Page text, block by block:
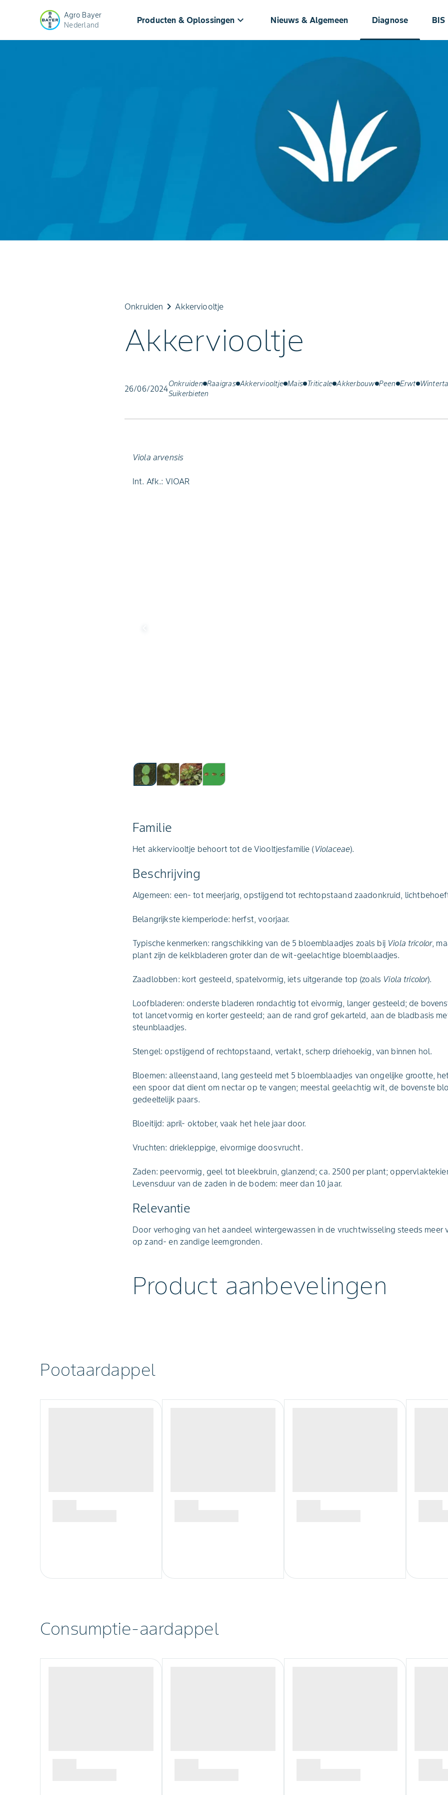
Agro Bayer
Nederland
Producten & Oplossingen keyboard_arrow_down Nieuws & Algemeen Diagnose BIS
Onkruiden keyboard_arrow_rightAkkerviooltje
Akkerviooltje
26/06/2024Onkruiden Raaigras Akkerviooltje Maïs Triticale Akkerbouw Peen Erwt
Suikerbieten
Viola arvensis
Int. Afk.: VIOAR
Familie
Het akkerviooltje behoort tot de Viooltjesfamilie (Violaceae).
Beschrijving
Algemeen: een- tot meerjarig, opstijgend tot rechtopstaand zaadonkruid,
Belangrijkste kiemperiode: herfst, voorjaar.
Typische kenmerken: rangschikking van de 5 bloemblaadjes zoals bij Viola tricolor,
plant zijn de kelkbladeren groter dan de wit-geelachtige bloemblaadjes.
Zaadlobben: kort gesteeld, spatelvormig, iets uitgerande top (zoals Viola tricolor).
Loofbladeren: onderste bladeren rondachtig tot eivormig, langer gesteeld; de
tot lancetvormig en korter gesteeld; aan de rand grof gekarteld, aan de bladbasis
steunblaadjes.
Stengel: opstijgend of rechtopstaand, vertakt, scherp driehoekig, van binnen hol.
Bloemen: alleenstaand, lang gesteeld met 5 bloemblaadjes van ongelijke grootte,
een spoor dat dient om nectar op te vangen; meestal geelachtig wit, de bovenste
gedeeltelijk paars.
Bloeitijd: april- oktober, vaak het hele jaar door.
Vruchten: driekleppige, eivormige doosvrucht.
Zaden: peervormig, geel tot bleekbruin, glanzend; ca. 2500 per plant;
Levensduur van de zaden in de bodem: meer dan 10 jaar.
Relevantie
Door verhoging van het aandeel wintergewassen in de vruchtwisseling steeds meer
op zand- en zandige leemgronden.
Product aanbevelingen
Pootaardappel
Consumptie-aardappel